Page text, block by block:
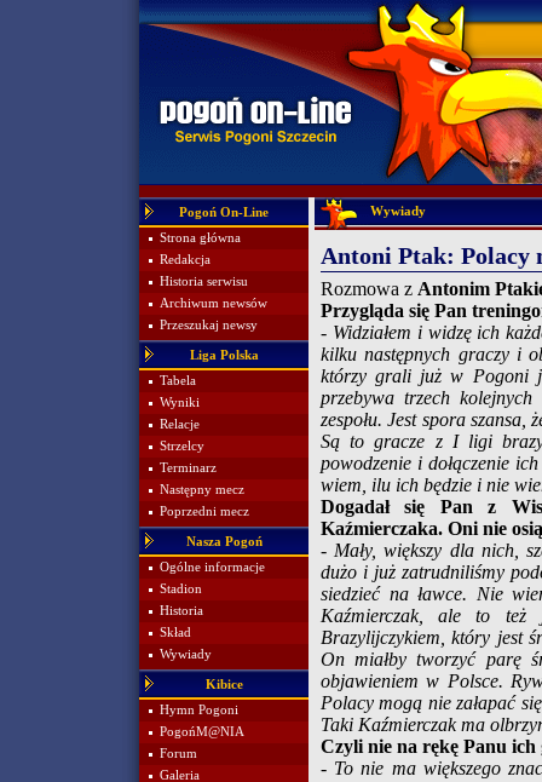
Pogoń On-Line
Strona główna
Redakcja
Historia serwisu
Archiwum newsów
Przeszukaj newsy
Liga Polska
Tabela
Wyniki
Relacje
Strzelcy
Terminarz
Następny mecz
Poprzedni mecz
Nasza Pogoń
Ogólne informacje
Stadion
Historia
Skład
Wywiady
Kibice
Hymn Pogoni
PogońM@NIA
Forum
Galeria
Wywiady
Antoni Ptak: Polacy
Rozmowa z Antonim
Przygląda się Pan
- Widziałem i widzę ich
kilku następnych graczy i
którzy grali już w Pogoni
przebywa trzech
zespołu. Jest spora
Są to gracze z I ligi
powodzenie i dołączenie
wiem, ilu ich będzie i nie
Dogadał się Pan z
Kaźmierczaka. Oni nie
- Mały, większy dla nich,
dużo i już zatrudniliśmy
siedzieć na ławce. Nie
Kaźmierczak, ale to też
Brazylijczykiem, który jest
On miałby tworzyć parę
objawieniem w Polsce.
Polacy mogą nie załapać
Taki Kaźmierczak ma
Czyli nie na rękę Panu ich
- To nie ma większego